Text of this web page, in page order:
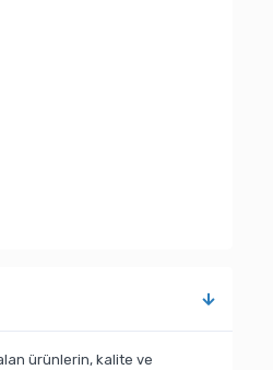
ürünlerin, kalite ve